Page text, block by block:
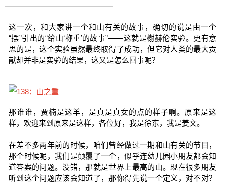
这一次，和大家讲一个和山有关的故事，确切的说是由一个
“摆”引出的“给山‘称重’的故事”——这就是榭赫伦实验。更有意
思的是，这个实验虽然最终取得了成功，但它对人类的最大贡
献却并非是实验的结果，这又是怎么回事呢？
那谁谁，贾楠是这羊，是真是真女的点的样子啊。原来是这
样，欢迎来到原来是这样，各位好，我是徐东，我是姜文。
在差不多两年前的时候，咱们曾经做过一期和山有关的节目，
那个时候呢，我们是颠覆了一个，似乎连幼儿园小朋友都会知
道答案的问题。没错，那就是世界上最高的山。现在很多朋友
听到这个问题应该会知道了，那你得先说一个定义，对不对？